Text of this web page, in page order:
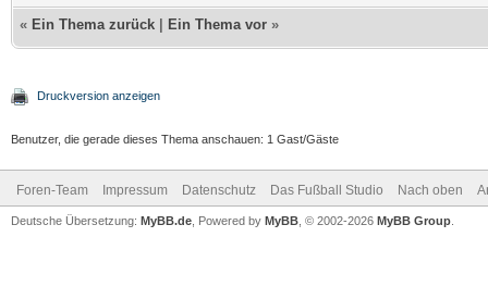
« Ein Thema zurück Ein Thema vor »
Druckversion anzeigen
Benutzer, die gerade dieses Thema anschauen: 1 Gast/Gäste
Foren-Team Impressum Datenschutz Das Fußball Studio Nach oben
Deutsche Übersetzung: MyBB.de , Powered by MyBB , © 2002-2026 MyBB Group